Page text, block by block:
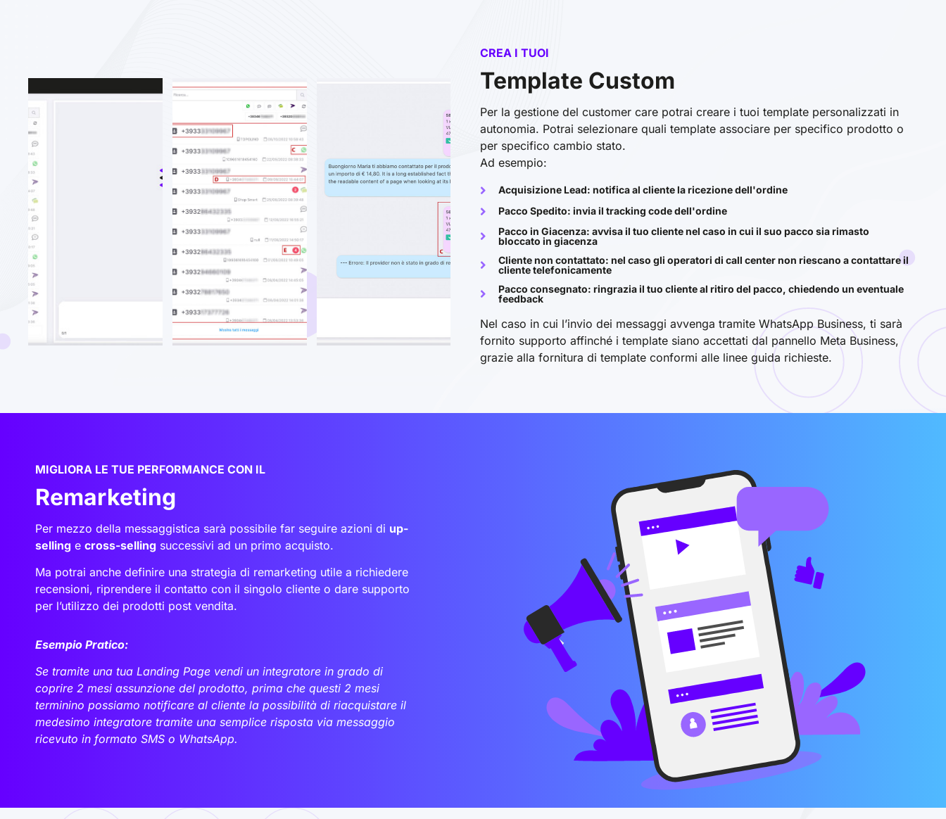
CREA I TUOI
Template Custom
Per la gestione del customer care potrai creare i tuoi template personalizzati in
autonomia. Potrai selezionare quali template associare per specifico prodotto o
per specifico cambio stato.
Ad esempio:
Acquisizione Lead: notifica al cliente la ricezione dell'ordine
Pacco Spedito: invia il tracking code dell'ordine
Pacco in Giacenza: avvisa il tuo cliente nel caso in cui il suo pacco sia rimasto
bloccato in giacenza
Cliente non contattato: nel caso gli operatori di call center non riescano a contattare il
cliente telefonicamente
Pacco consegnato: ringrazia il tuo cliente al ritiro del pacco, chiedendo un eventuale
feedback
Nel caso in cui l’invio dei messaggi avvenga tramite WhatsApp Business, ti sarà
fornito supporto affinché i template siano accettati dal pannello Meta Business,
grazie alla fornitura di template conformi alle linee guida richieste.
MIGLIORA LE TUE PERFORMANCE CON IL
Remarketing
Per mezzo della messaggistica sarà possibile far seguire azioni di up-
selling ecross-selling successivi ad un primo acquisto.
Ma potrai anche definire una strategia di remarketing utile a richiedere
recensioni, riprendere il contatto con il singolo cliente o dare supporto
per l’utilizzo dei prodotti post vendita.
Esempio Pratico:
Se tramite una tua Landing Page vendi un integratore in grado di
coprire 2 mesi assunzione del prodotto, prima che questi 2 mesi
terminino possiamo notificare al cliente la possibilità di riacquistare il
medesimo integratore tramite una semplice risposta via messaggio
ricevuto in formato SMS o WhatsApp.